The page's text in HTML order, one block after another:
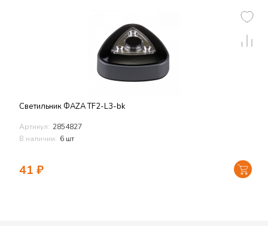
Светильник ФАZА TF2-L3-bk
Артикул: 2854827
В наличии: 6 шт
41 ₽